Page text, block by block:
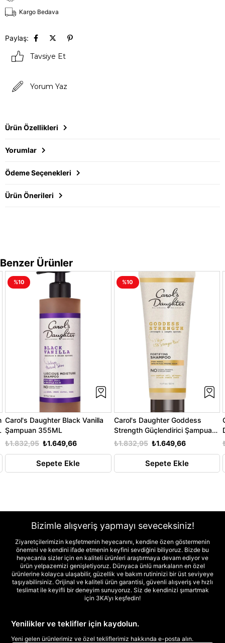
Kargo Bedava
Paylaş:
Tavsiye Et
Yorum Yaz
Ürün Özellikleri
Yorumlar
Ödeme Seçenekleri
Ürün Önerileri
Benzer Ürünler
Carol's Daughter Black Vanilla
Şampuan 355ML
₺1.649,66
₺1.832,95
Sepete Ekle
%10
Carol's Daughter Goddess
Strength Güçlendirici Şampuan
325ML
₺1.649,66
₺1.832,95
Sepete Ekle
%10
Bizimle alışveriş yapmayı seveceksiniz!
Ziyaretçilerimizin keşfetmenin heyecanını, kendine özen göstermenin
önemini ve kendini ifade etmenin keyfini sevdiğini biliyoruz. Bizde bu
heyecanla sizler için en kaliteli ürünleri araştırmaya devam ediyor ve
ürün yelpazemizi genişletiyoruz. Dünyaca ünlü markaların en özel
ürünlerine kolayca ulaşabilir, güzellik ve bakım rutininizi bir üst seviyeye
taşıyabilirsiniz. Orijinal ve kaliteli ürün garantisi, güvenli alışveriş ve hızlı
teslimat ile keyifli bir deneyim sunuyoruz. Siz de kendinizi şımartmak
için 3KA’yı keşfedin!
Yenilikler ve teklifler için kaydolun.
Yeni gelen ürünlerimiz ve özel tekliflerimiz hakkında e-posta alın.